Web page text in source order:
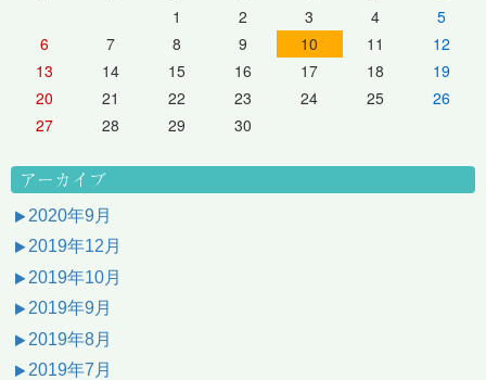
1 2 3 4
5
6
7 8 9 10 11
12
13
14 15 16 17 18
19
20
21 22 23 24 25
26
27
28 29 30
アーカイブ
2020年9月
2019年12月
2019年10月
2019年9月
2019年8月
2019年7月